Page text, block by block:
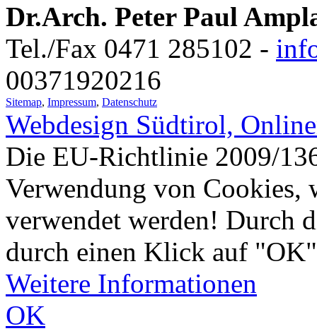
Dr.Arch. Peter Paul
Tel./Fax 0471 285102 -
00371920216
Sitemap, Impressum, Datenschutz
Webdesign Südtirol,
Die EU-Richtlinie 2009/
Verwendung von Cookies,
verwendet werden! Durch
durch einen Klick auf
Weitere Informationen
OK